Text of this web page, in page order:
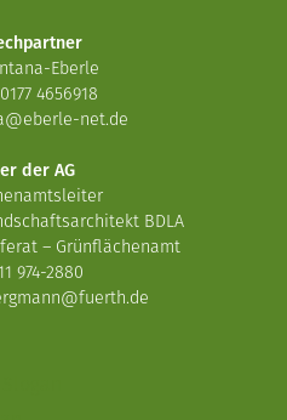
Eberle
4656918
net.de
der AG
BDLA
– Grünflächenamt
974-2880